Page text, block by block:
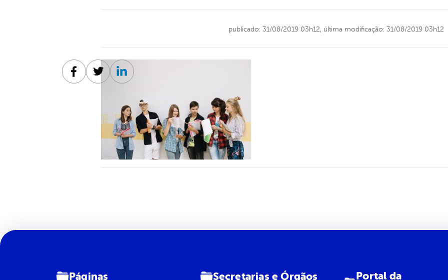
publicado: 31/08/2019 03h12, última modificação: 31/08/2019 03h12
Facebook
TwitterLinkedin
Páginas Secretarias e Órgãos
Portal da